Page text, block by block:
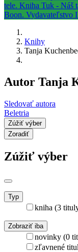
Knihy
Tanja
Autor Tanja
Sledovať autora
Beletria
Zúžiť výber
Zoradiť
Zúžiť výber
Typ
kniha (3
Zobraziť iba
novinky (0
zľavnené